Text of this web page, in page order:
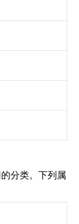
分类。下列属